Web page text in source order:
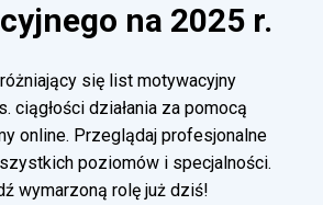
na 2025 r.
się list motywacyjny
ciągłości działania za pomocą
online. Przeglądaj profesjonalne
poziomów i specjalności.
wymarzoną rolę już dziś!